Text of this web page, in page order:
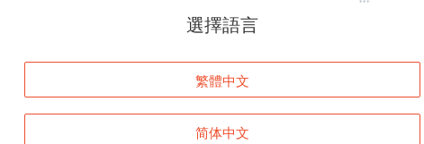
頁面無法顯示
登入
返回首頁
選擇語言
繁體中文
简体中文